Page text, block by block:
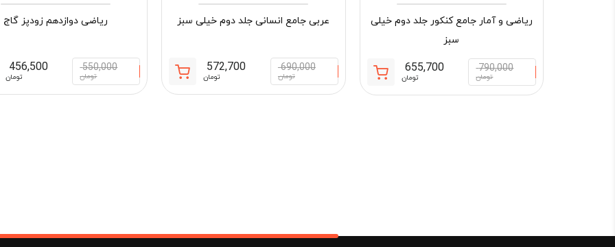
ریاضی و آمار جامع کنکور جلد دوم خیلی
سبز
790,000
تومان
قیمت
اصلی:
655,700
تومان
قیمت
فعلی:
عربی جامع انسانی جلد دوم خیلی سبز
690,000
تومان
اصلی:
572,700
تومان
فعلی:
ریاضی دوازدهم زودپز گاج
550,000
تومان
456,500
تومان